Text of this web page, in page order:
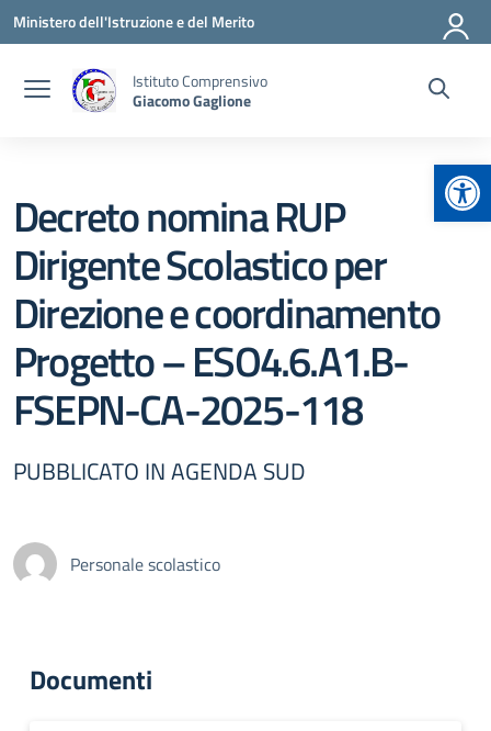
Vai ai contenuti
Vai al menu di navigazione
Vai al footer
Ministero dell'Istruzione e del Merito
Istituto Comprensivo
Giacomo Gaglione
Decreto nomina RUP
Dirigente Scolastico per
Direzione e coordinamento
Progetto – ESO4.6.A1.B-
FSEPN-CA-2025-118
PUBBLICATO IN AGENDA SUD
Personale scolastico
Documenti